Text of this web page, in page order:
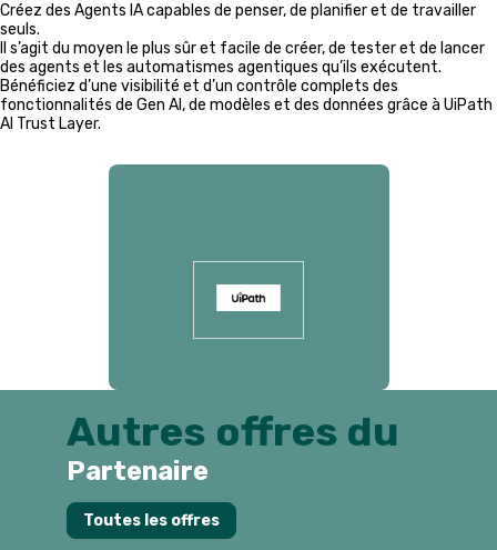
Créez des Agents IA capables de penser, de planifier et de travailler
seuls.
Il s’agit du moyen le plus sûr et facile de créer, de tester et de lancer
des agents et les automatismes agentiques qu’ils exécutent.
Bénéficiez d’une visibilité et d’un contrôle complets des
fonctionnalités de Gen AI, de modèles et des données grâce à UiPath
AI Trust Layer.
Autres offres du
Partenaire
Toutes les offres